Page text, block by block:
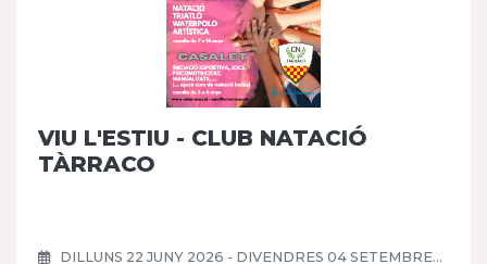
VIU L'ESTIU - CLUB NATACIÓ
TÀRRACO
DILLUNS 22 JUNY 2026 - DIVENDRES 04 SETEMBRE